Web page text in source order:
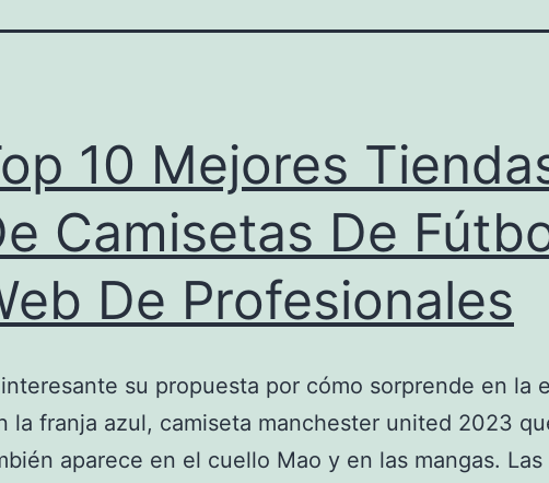
10 Mejores
Camisetas De
De Profesionales
su propuesta por cómo sorprende en la
la franja azul, camiseta manchester united 2023
aparece en el cuello Mao y en las mangas. Las